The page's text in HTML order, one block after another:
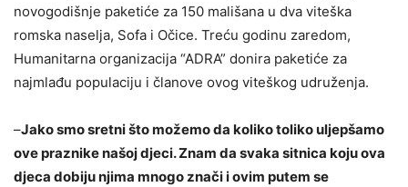
novogodišnje paketiće za 150 mališana u dva viteška
romska naselja, Sofa i Očice. Treću godinu zaredom,
Humanitarna organizacija “ADRA” donira paketiće za
najmlađu populaciju i članove ovog viteškog udruženja.
–Jako smo sretni što možemo da koliko toliko uljepšamo
ove praznike našoj djeci. Znam da svaka sitnica koju ova
djeca dobiju njima mnogo znači i ovim putem se